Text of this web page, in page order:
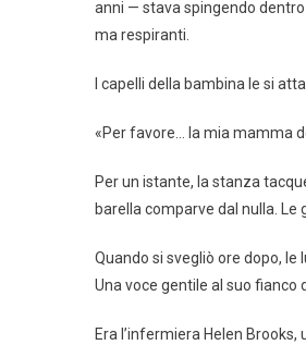
anni — stava spingendo
ma respiranti.
I capelli della bambina le si
«Per favore… la mia mamma
Per un istante, la stanza
barella comparve dal nulla.
Quando si svegliò ore dopo, le
Una voce gentile al suo fianco
Era l’infermiera Helen Brooks,